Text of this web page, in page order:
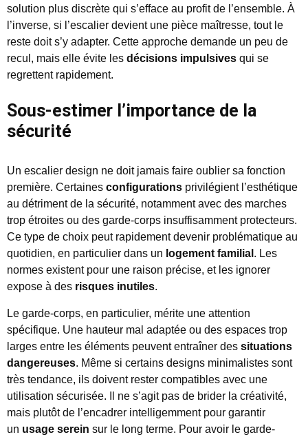
solution plus discrète qui s’efface au profit de l’ensemble. À
l’inverse, si l’escalier devient une pièce maîtresse, tout le
reste doit s’y adapter. Cette approche demande un peu de
recul, mais elle évite les décisions impulsives qui se
regrettent rapidement.
Sous-estimer l’importance de la
sécurité
Un escalier design ne doit jamais faire oublier sa fonction
première. Certaines configurations privilégient l’esthétique
au détriment de la sécurité, notamment avec des marches
trop étroites ou des garde-corps insuffisamment protecteurs.
Ce type de choix peut rapidement devenir problématique au
quotidien, en particulier dans un logement familial . Les
normes existent pour une raison précise, et les ignorer
expose à des risques inutiles.
Le garde-corps, en particulier, mérite une attention
spécifique. Une hauteur mal adaptée ou des espaces trop
larges entre les éléments peuvent entraîner des situations
dangereuses. Même si certains designs minimalistes sont
très tendance, ils doivent rester compatibles avec une
utilisation sécurisée. Il ne s’agit pas de brider la créativité,
mais plutôt de l’encadrer intelligemment pour garantir
un usage serein sur le long terme. Pour avoir le garde-